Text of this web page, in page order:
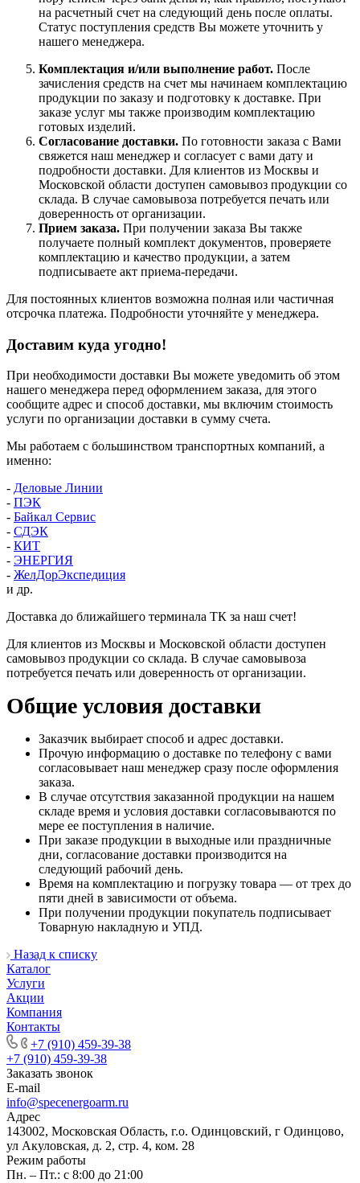
на расчетный счет на следующий день после оплаты.
Статус поступления средств Вы можете уточнить у
нашего менеджера.
Комплектация и/или выполнение работ. После
зачисления средств на счет мы начинаем комплектацию
продукции по заказу и подготовку к доставке. При
заказе услуг мы также производим комплектацию
готовых изделий.
Согласование доставки. По готовности заказа с Вами
свяжется наш менеджер и согласует с вами дату и
подробности доставки. Для клиентов из Москвы и
Московской области доступен самовывоз продукции со
склада. В случае самовывоза потребуется печать или
доверенность от организации.
Прием заказа. При получении заказа Вы также
получаете полный комплект документов, проверяете
комплектацию и качество продукции, а затем
подписываете акт приема-передачи.
Для постоянных клиентов возможна полная или частичная
отсрочка платежа. Подробности уточняйте у менеджера.
Доставим куда угодно!
При необходимости доставки Вы можете уведомить об этом
нашего менеджера перед оформлением заказа, для этого
сообщите адрес и способ доставки, мы включим стоимость
услуги по организации доставки в сумму счета.
Мы работаем с большинством транспортных компаний, а
именно:
- Деловые Линии
- ПЭК
- Байкал Сервис
- СДЭК
- КИТ
- ЭНЕРГИЯ
- ЖелДорЭкспедиция
и др.
Доставка до ближайшего терминала ТК за наш счет!
Для клиентов из Москвы и Московской области доступен
самовывоз продукции со склада. В случае самовывоза
потребуется печать или доверенность от организации.
Общие условия доставки
Заказчик выбирает способ и адрес доставки.
Прочую информацию о доставке по телефону с вами
согласовывает наш менеджер сразу после оформления
заказа.
В случае отсутствия заказанной продукции на нашем
складе время и условия доставки согласовываются по
мере ее поступления в наличие.
При заказе продукции в выходные или праздничные
дни, согласование доставки производится на
следующий рабочий день.
Время на комплектацию и погрузку товара — от трех до
пяти дней в зависимости от объема.
При получении продукции покупатель подписывает
Товарную накладную и УПД.
Назад к списку
Каталог
Услуги
Акции
Компания
Контакты
+7 (910) 459-39-38
+7 (910) 459-39-38
Заказать звонок
E-mail
info@specenergoarm.ru
Адрес
143002, Московская Область, г.о. Одинцовский, г Одинцово,
ул Акуловская, д. 2, стр. 4, ком. 28
Режим работы
Пн. – Пт.: с 8:00 до 21:00